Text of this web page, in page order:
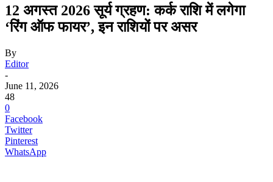
12 अगस्त 2026 सूर्य ग्रहण: कर्क राशि में लगेगा
‘रिंग ऑफ फायर’, इन राशियों पर असर
By
Editor
-
June 11, 2026
48
0
Facebook
Twitter
Pinterest
WhatsApp